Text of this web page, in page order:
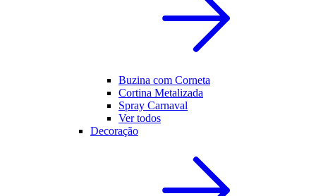
Buzina com Corneta
Cortina Metalizada
Spray Carnaval
Ver todos
Decoração